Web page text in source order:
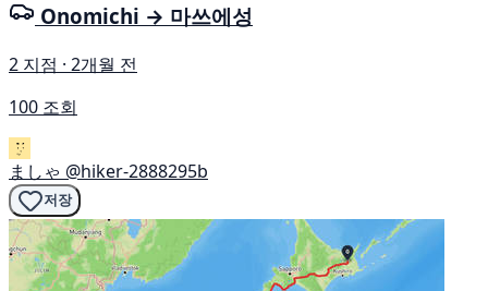
Onomichi → 마쓰에성
2 지점 · 2개월 전
100 조회
ましゃ @hiker-2888295b
저장